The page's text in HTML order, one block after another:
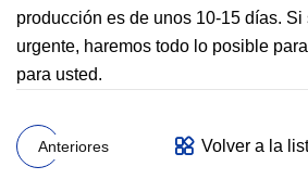
producción es de unos 10-15 días. Si
urgente, haremos todo lo posible
para usted.
Anteriores Volver a la